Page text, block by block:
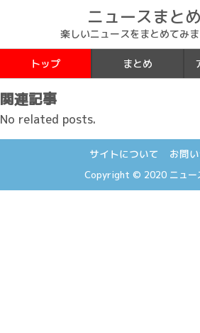
ニュースまとめ
楽しいニュースをまとめてみま
トップ まとめ
関連記事
No related posts.
サイトについて お問
Copyright © 2020 ニュー